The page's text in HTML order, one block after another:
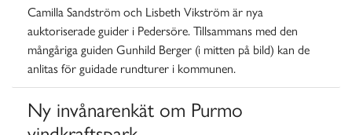
Camilla Sandström och Lisbeth Vikström är nya
auktoriserade guider i Pedersöre. Tillsammans med den
mångåriga guiden Gunhild Berger (i mitten på bild) kan de
anlitas för guidade rundturer i kommunen.
Ny invånarenkät om Purmo